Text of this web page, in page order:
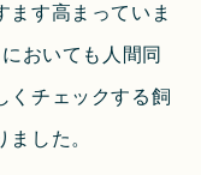
ます高まっていま
おいても人間同
くチェックする飼
した。